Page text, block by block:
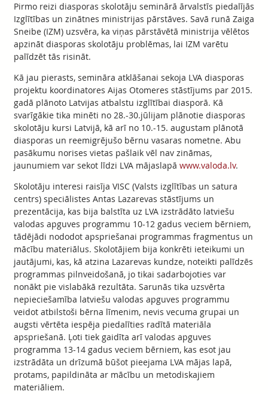
Pirmo reizi diasporas skolotāju seminārā ārvalstīs piedalījās
Izglītības un zinātnes ministrijas pārstāves. Savā runā Zaiga
Sneibe (IZM) uzsvēra, ka viņas pārstāvētā ministrija vēlētos
apzināt diasporas skolotāju problēmas, lai IZM varētu
palīdzēt tās risināt.
Kā jau pierasts, semināra atklāšanai sekoja LVA diasporas
projektu koordinatores Aijas Otomeres stāstījums par 2015.
gadā plānoto Latvijas atbalstu izglītībai diasporā. Kā
svarīgākie tika minēti no 28.-30.jūlijam plānotie diasporas
skolotāju kursi Latvijā, kā arī no 10.-15. augustam plānotā
diasporas un reemigrējušo bērnu vasaras nometne. Abu
pasākumu norises vietas pašlaik vēl nav zināmas,
jaunumiem var sekot līdzi LVA mājaslapā www.valoda.lv.
Skolotāju interesi raisīja VISC (Valsts izglītības un satura
centrs) speciālistes Antas Lazarevas stāstījums un
prezentācija, kas bija balstīta uz LVA izstrādāto latviešu
valodas apguves programmu 10-12 gadus veciem bērniem,
tādējādi nododot apspriešanai programmas fragmentus un
mācību materiālus. Skolotājiem bija konkrēti ieteikumi un
jautājumi, kas, kā atzina Lazarevas kundze, noteikti palīdzēs
programmas pilnveidošanā, jo tikai sadarbojoties var
nonākt pie vislabākā rezultāta. Sarunās tika uzsvērta
nepieciešamība latviešu valodas apguves programmu
veidot atbilstoši bērna līmenim, nevis vecuma grupai un
augsti vērtēta iespēja piedalīties radītā materiāla
apspriešanā. Ļoti tiek gaidīta arī valodas apguves
programma 13-14 gadus veciem bērniem, kas esot jau
izstrādāta un drīzumā būšot pieejama LVA mājas lapā,
protams, papildināta ar mācību un metodiskajiem
materiāliem.